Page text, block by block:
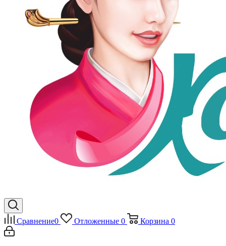
Сравнение0 Отложенные 0 Корзина 0